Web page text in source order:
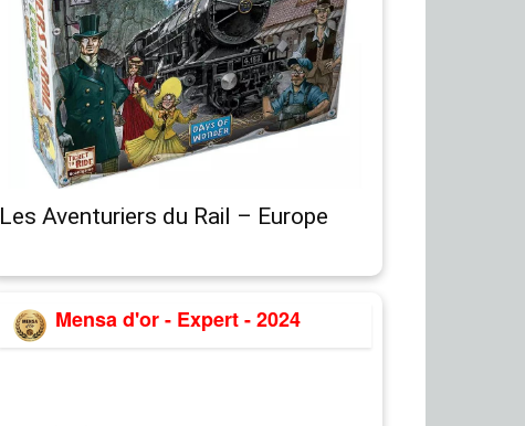
Les Aventuriers du Rail – Europe
Mensa d'or - Expert - 2024